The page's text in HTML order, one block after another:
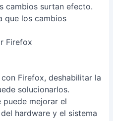
cambios surtan efecto.
Firefox
Firefox, deshabilitar la
solucionarlos.
puede mejorar el
hardware y el sistema